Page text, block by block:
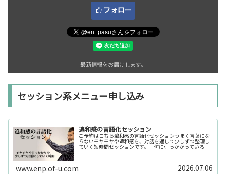
フォロー
最新情報をお届けします。
セッション系メニュー申し込み
違和感の言語化セッション
ご予約はこちら違和感の言語化セッションうまく言葉にな
らないモヤモヤや違和感を、対話を通して少しずつ整理し
ていく短時間セッションです。「何に引っかかっているの
www.enp.of-u.com 2026.07.06